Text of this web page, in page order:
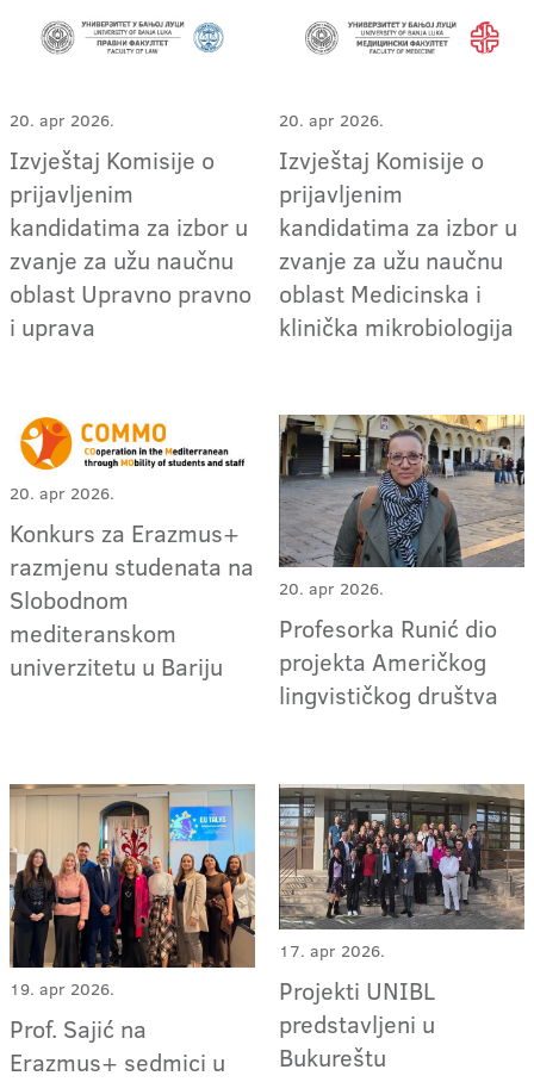
20. apr 2026.
Izvještaj Komisije o
prijavljenim
kandidatima za izbor u
zvanje za užu naučnu
oblast Upravno pravno
i uprava
20. apr 2026.
Izvještaj Komisije o
prijavljenim
kandidatima za izbor u
zvanje za užu naučnu
oblast Medicinska i
klinička mikrobiologija
20. apr 2026.
Konkurs za Erazmus+
razmjenu studenata na
Slobodnom
mediteranskom
univerzitetu u Bariju
20. apr 2026.
Profesorka Runić dio
projekta Američkog
lingvističkog društva
19. apr 2026.
Prof. Sajić na
Erazmus+ sedmici u
17. apr 2026.
Projekti UNIBL
predstavljeni u
Bukureštu